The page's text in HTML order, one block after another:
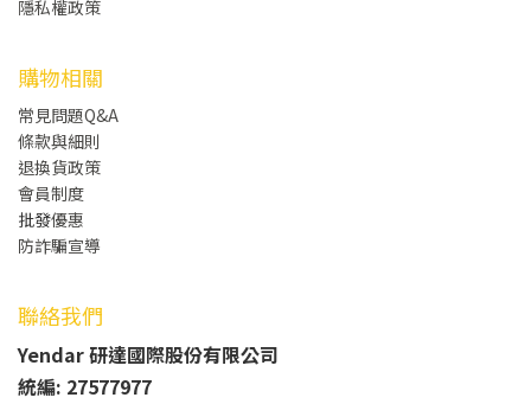
隱私權政策
購物相關
常見問題Q&A
條款與細則
退換貨政策
會員制度
批發優惠
防詐騙宣導
聯絡我們
Yendar 研達國際股份有限公司
統編: 27577977